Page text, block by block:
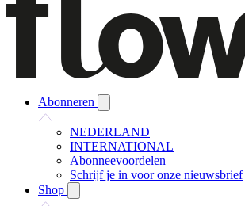
Abonneren
NEDERLAND
INTERNATIONAL
Abonneevoordelen
Schrijf je in voor onze nieuwsbrief
Shop